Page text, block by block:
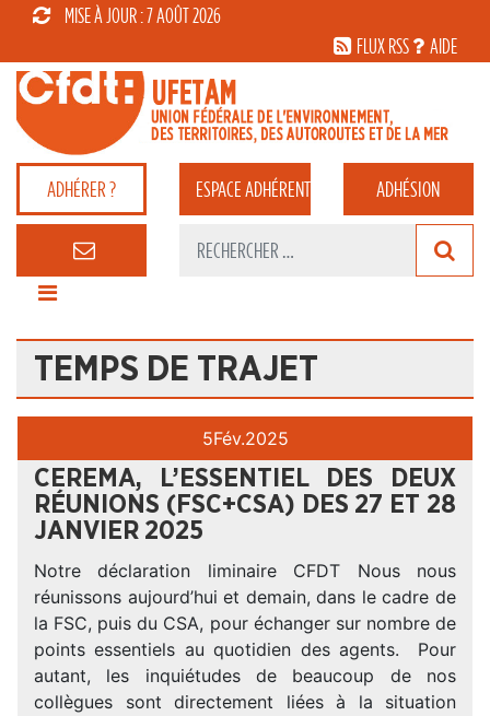
MISE À JOUR : 7 AOÛT 2026
FLUX RSS
AIDE
ADHÉRER ? ESPACEADHÉRENT ADHÉSION
TEMPS DE TRAJET
5Fév.2025
CEREMA, L’ESSENTIEL DES DEUX
RÉUNIONS (FSC+CSA) DES 27 ET 28
JANVIER 2025
Notre déclaration liminaire CFDT Nous nous
réunissons aujourd’hui et demain, dans le cadre de
la FSC, puis du CSA, pour échanger sur nombre de
points essentiels au quotidien des agents. Pour
autant, les inquiétudes de beaucoup de nos
collègues sont directement liées à la situation